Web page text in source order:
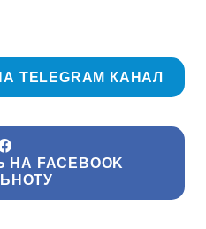
TELEGRAM КАНАЛ
FACEBOOK